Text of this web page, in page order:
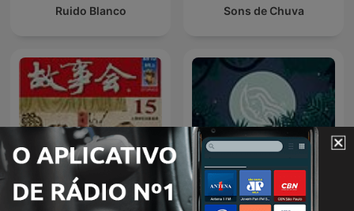
Ruido Blanco Sons de Chuva